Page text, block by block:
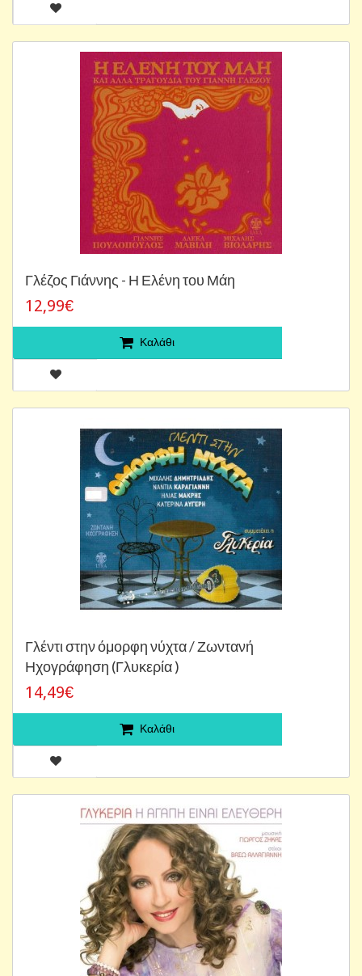
Γλέζος Γιάννης - Η Ελένη του Μάη
12,99€
Καλάθι
Γλέντι στην όμορφη νύχτα / Ζωντανή
Ηχογράφηση (Γλυκερία )
14,49€
Καλάθι